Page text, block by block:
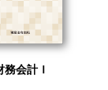
務会計Ｉ